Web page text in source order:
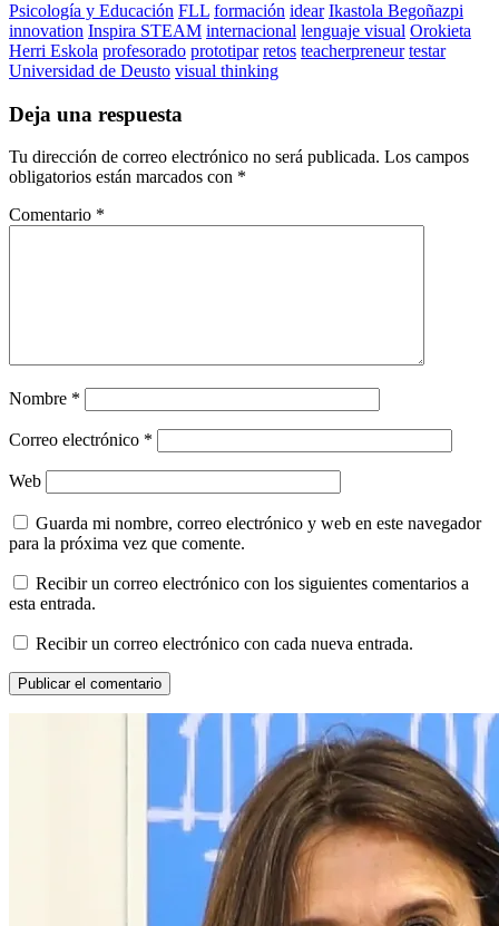
Psicología y Educación FLL formación idear Ikastola Begoñazpi
innovation Inspira STEAM internacional lenguaje visual Orokieta
Herri Eskola profesorado prototipar retos teacherpreneur testar
Universidad de Deusto visual thinking
Deja una respuesta
Tu dirección de correo electrónico no será publicada. Los campos
obligatorios están marcados con *
Comentario *
Nombre *
Correo electrónico *
Web
Guarda mi nombre, correo electrónico y web en este navegador
para la próxima vez que comente.
Recibir un correo electrónico con los siguientes comentarios a
esta entrada.
Recibir un correo electrónico con cada nueva entrada.